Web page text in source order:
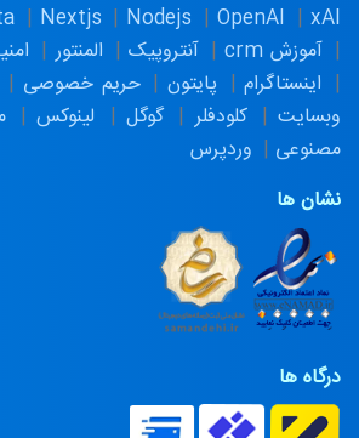
Nextjs Nodejs OpenAI xAI
آموزش crm
آنتروپیک المنتور
اینستاگرام
پایتون حریم خصوصی
وبسایت
کلودفلر گوگل لینوکس
مصنوعی
وردپرس
نشان ها
درگاه ها